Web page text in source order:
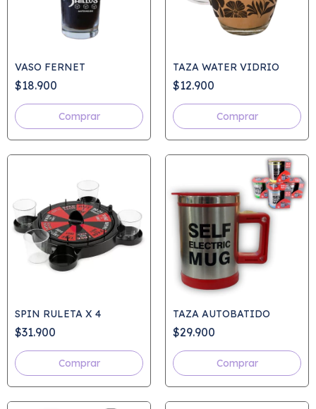
VASO FERNET
$18.900
Comprar
TAZA WATER VIDRIO
$12.900
Comprar
SPIN RULETA X 4
$31.900
TAZA AUTOBATIDO
$29.900
Comprar